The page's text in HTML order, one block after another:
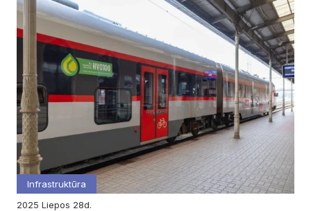
Infrastruktūra
2025
liepos 28d.